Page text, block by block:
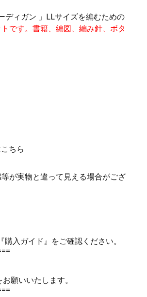
ディガン 」LLサイズを編むための
です。書籍、編図、編み針、ボタ
ちら
が実物と違って見える場合がござ
『購入ガイド』 をご確認ください。
願いいたします。